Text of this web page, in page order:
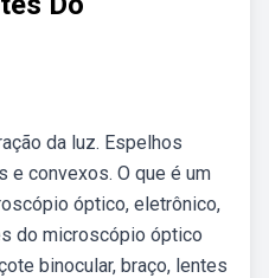
da luz. Espelhos
e convexos. O que é um
óptico, eletrônico,
do microscópio óptico
binocular, braço, lentes